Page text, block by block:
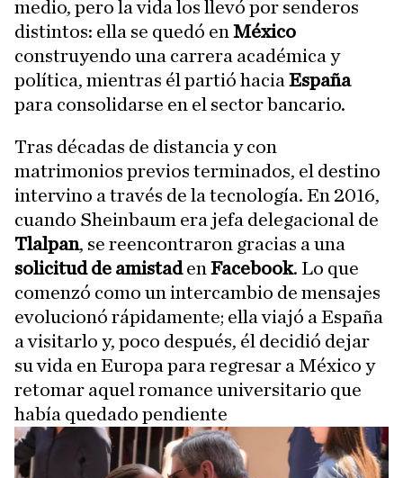
medio, pero la vida los llevó por senderos
distintos: ella se quedó en México
construyendo una carrera académica y
política, mientras él partió hacia España
para consolidarse en el sector bancario.
Tras décadas de distancia y con
matrimonios previos terminados, el destino
intervino a través de la tecnología. En 2016,
cuando Sheinbaum era jefa delegacional de
Tlalpan, se reencontraron gracias a una
solicitud de amistaden Facebook. Lo que
comenzó como un intercambio de mensajes
evolucionó rápidamente; ella viajó a España
a visitarlo y, poco después, él decidió dejar
su vida en Europa para regresar a México y
retomar aquel romance universitario que
había quedado pendiente